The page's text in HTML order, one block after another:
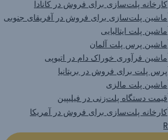
کارخانه پلت‌سازی برای فروش در کانادا
ماشین پلت‌سازی برای فروش در آفریقای جنوبی
ماشین پلت ایتالیایی
ماشین پرس پلت آلمان
ماشین فرآوری خوراک دام در اتیوپی
پرس پلت برای فروش در بریتانیا
ماشین پلت مالزی
قیمت دستگاه پلت‌زنی در فیلیپین
کارخانه پلت‌سازی برای فروش در آمریکا